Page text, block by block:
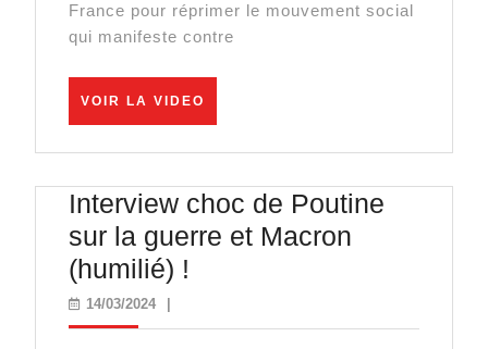
démocratique
France pour réprimer le mouvement social
qui manifeste contre
VOIR LA VIDEO
Interview choc de Poutine
sur la guerre et Macron
(humilié) !
de
14/03/202414/03/2024